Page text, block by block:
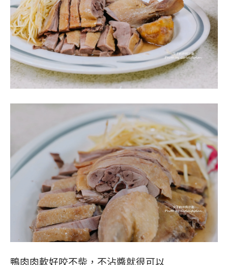
鴨肉肉軟好咬不柴，不沾醬就很可以